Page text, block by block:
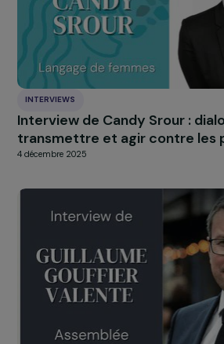
En savoir plus :
Télécharger notre étude :
marcovici.com/wp-content/
2018.pdf
Le site du
L’interview de Danièle Kapel-
la Fondation, pour le Festival «
À LA UNE
NosActualités
Explorer les actualités